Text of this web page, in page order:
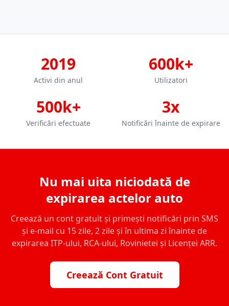
2019
Activi din anul
600k+
Utilizatori
500k+
Verificări efectuate
3x
Notificări înainte de expirare
Nu mai uita niciodată de
expirarea actelor auto
Creează un cont gratuit și primești notificări prin SMS
și e-mail cu 15 zile, 2 zile și în ultima zi înainte de
expirarea ITP-ului, RCA-ului, Rovinietei și Licenței ARR.
Creează Cont Gratuit